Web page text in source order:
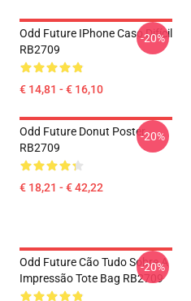
Odd Future IPhone Caso Difícil
RB2709
€ 14,81 - € 16,10
-20%
Odd Future Donut Poster
RB2709
€ 18,21 - € 42,22
-20%
Odd Future Cão Tudo Sobre A
Impressão Tote Bag RB2709
-20%